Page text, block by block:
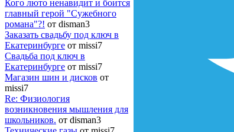
Кого люто ненавидит и боится
главный герой "Сужебного
романа"?! от disman3
Заказать свадьбу под ключ в
Екатеринбурге от missi7
Cвадьба под ключ в
Екатеринбурге от missi7
Магазин шин и дисков от
missi7
Re: Физиология
возникновения мышления для
школьников. от disman3